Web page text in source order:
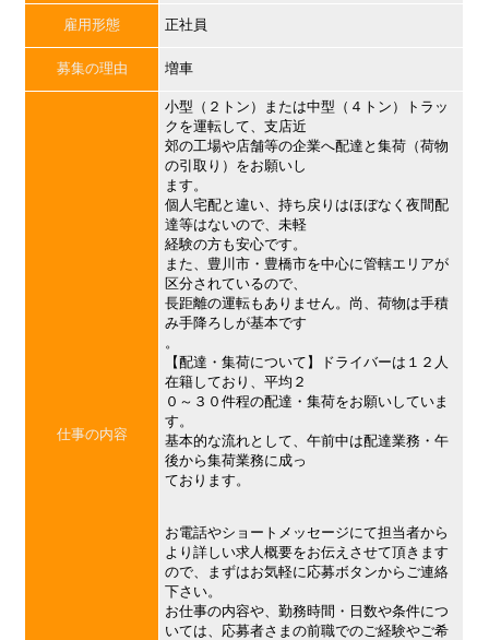
雇用形態 正社員
募集の理由 増車
仕事の内容
小型（２トン）または中型（４トン）トラッ
クを運転して、支店近
郊の工場や店舗等の企業へ配達と集荷（荷物
の引取り）をお願いし
ます。
個人宅配と違い、持ち戻りはほぼなく夜間配
達等はないので、未軽
経験の方も安心です。
また、豊川市・豊橋市を中心に管轄エリアが
区分されているので、
長距離の運転もありません。尚、荷物は手積
み手降ろしが基本です
。
【配達・集荷について】ドライバーは１２人
在籍しており、平均２
０～３０件程の配達・集荷をお願いしていま
す。
基本的な流れとして、午前中は配達業務・午
後から集荷業務に成っ
ております。
お電話やショートメッセージにて担当者から
より詳しい求人概要をお伝えさせて頂きます
ので、まずはお気軽に応募ボタンからご連絡
下さい。
お仕事の内容や、勤務時間・日数や条件につ
いては、応募者さまの前職でのご経験やご希